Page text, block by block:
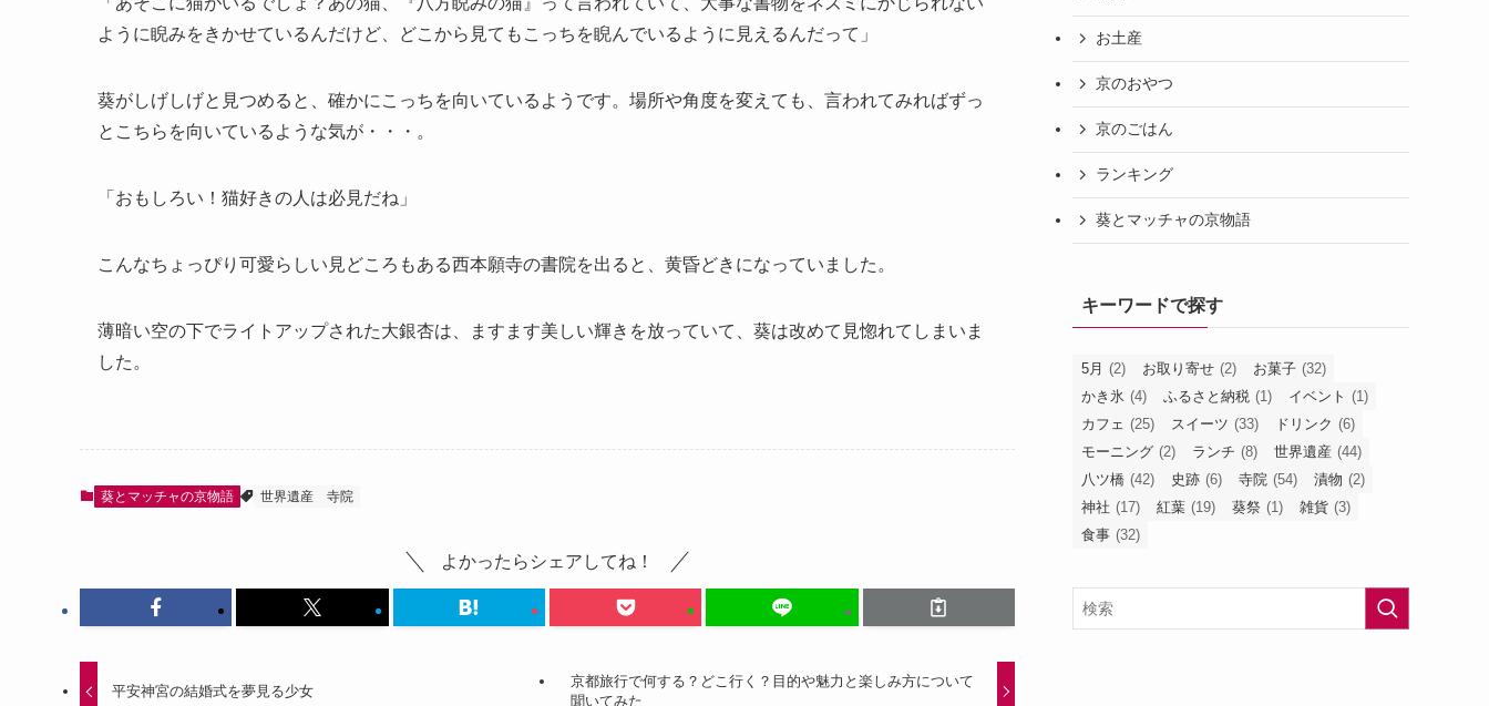
ように睨みをきかせているんだけど、どこから見てもこっちを睨んでいるように見えるんだって」
葵がしげしげと見つめると、確かにこっちを向いているようです。場所や角度を変えても、言われてみればずっ
とこちらを向いているような気が・・・。
「おもしろい！猫好きの人は必見だね」
こんなちょっぴり可愛らしい見どころもある西本願寺の書院を出ると、黄昏どきになっていました。
薄暗い空の下でライトアップされた大銀杏は、ますます美しい輝きを放っていて、葵は改めて見惚れてしまいま
した。
葵とマッチャの京物語 世界遺産 寺院
よかったらシェアしてね！
平安神宮の結婚式を夢見る少女
京都旅行で何する？どこ行く？目的や魅力と楽しみ方について
聞いてみた
お土産
京のおやつ
京のごはん
ランキング
葵とマッチャの京物語
キーワードで探す
5月 (2) お取り寄せ (2) お菓子 (32)
かき氷 (4) ふるさと納税 (1) イベント (1)
カフェ (25) スイーツ (33) ドリンク (6)
モーニング (2) ランチ (8) 世界遺産 (44)
八ツ橋 (42) 史跡 (6) 寺院 (54) 漬物 (2)
神社 (17) 紅葉 (19) 葵祭 (1) 雑貨 (3)
食事 (32)